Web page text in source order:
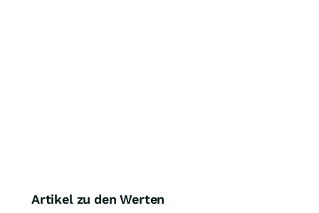
Artikel zu den Werten